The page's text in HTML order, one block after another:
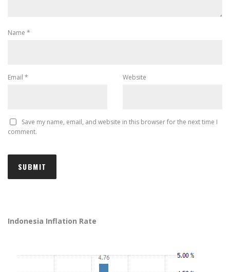
Name *
Email * Website
Save my name, email, and website in this browser for the next time I
comment.
Indonesia Inflation Rate